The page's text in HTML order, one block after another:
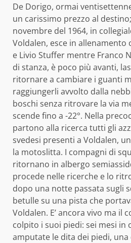
De Dorigo, ormai
un carissimo prezzo al
novembre del 1964, in
Voldalen, esce in allenamento
e Livio Stuffer mentre Franco
di stanza, è poco più avanti,
ritornare a cambiare i guanti
raggiungerli avvolto dalla
boschi senza ritrovare la via
scende fino a -22°. Nella
partono alla ricerca tutti gli
svedesi presenti a Voldalen,
la motoslitta. I compagni di
ritornano in albergo
procede nelle ricerche e lo
dopo una notte passata sugli
betulle su una pista che
Voldalen. E’ ancora vivo ma il
colpito i suoi piedi: sei mesi in
amputate le dita dei piedi, una